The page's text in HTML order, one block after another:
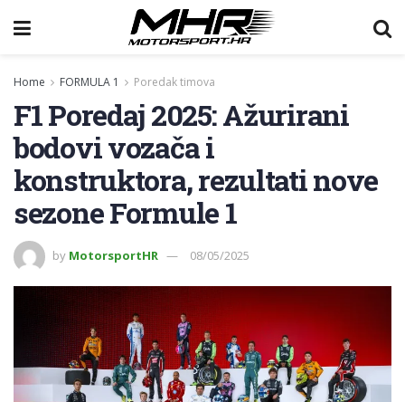
Home FORMULA 1 Poredak timova
F1 Poredaj 2025: Ažurirani
bodovi vozača i
konstruktora, rezultati nove
sezone Formule 1
by MotorsportHR 08/05/2025